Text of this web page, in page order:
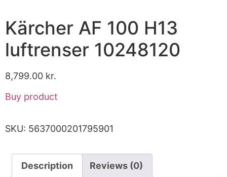
Kärcher AF 100 H13
luftrenser 10248120
8,799.00 kr.
Buy product
SKU: 5637000201795901
Description Reviews (0)